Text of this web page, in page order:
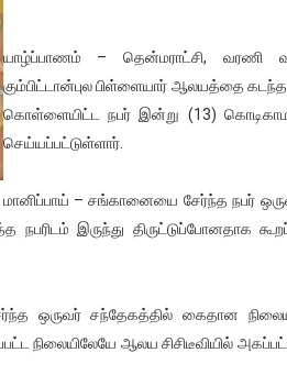
கண்டனப் போராட்டத்திற்கு
மாணவர்கள் தொடர்பில்
இலங்கைத் தமிழ் குடும்பம்!!
இலங்கை பாடலாசிரியர்
- கொதித்தெழுந்த
செய்த முதியவருக்கு வழங்கப்பட்ட
யாழ்ப்பாணம் – தென்மராட்சி, வரணி
கும்பிட்டான்புல பிள்ளையார் ஆலயத்தை
கொள்ளையிட்ட நபர் இன்று (13)
செய்யப்பட்டுள்ளார்.
மானிப்பாய் – சங்கானையை சேர்ந்த நபர்
நபரிடம் இருந்து திருட்டுப்போனதாக
ஒருவர் சந்தேகத்தில் கைதான
நிலையிலேயே ஆலய சிசிடீவியில்